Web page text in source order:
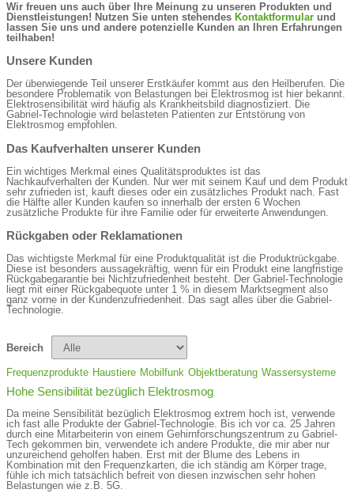
Wir freuen uns auch über Ihre Meinung zu unseren Produkten und
Dienstleistungen! Nutzen Sie unten stehendes Kontaktformular und
lassen Sie uns und andere potenzielle Kunden an Ihren Erfahrungen
teilhaben!
Unsere Kunden
Der überwiegende Teil unserer Erstkäufer kommt aus den Heilberufen. Die
besondere Problematik von Belastungen bei Elektrosmog ist hier bekannt.
Elektrosensibilität wird häufig als Krankheitsbild diagnostiziert. Die
Gabriel-Technologie wird belasteten Patienten zur Entstörung von
Elektrosmog empfohlen.
Das Kaufverhalten unserer Kunden
Ein wichtiges Merkmal eines Qualitätsproduktes ist das
Nachkaufverhalten der Kunden. Nur wer mit seinem Kauf und dem Produkt
sehr zufrieden ist, kauft dieses oder ein zusätzliches Produkt nach. Fast
die Hälfte aller Kunden kaufen so innerhalb der ersten 6 Wochen
zusätzliche Produkte für ihre Familie oder für erweiterte Anwendungen.
Rückgaben oder Reklamationen
Das wichtigste Merkmal für eine Produktqualität ist die Produktrückgabe.
Diese ist besonders aussagekräftig, wenn für ein Produkt eine langfristige
Rückgabegarantie bei Nichtzufriedenheit besteht. Der Gabriel-Technologie
liegt mit einer Rückgabequote unter 1 % in diesem Marktsegment also
ganz vorne in der Kundenzufriedenheit. Das sagt alles über die Gabriel-
Technologie.
Bereich
Frequenzprodukte Haustiere Mobilfunk Objektberatung Wassersysteme
Hohe Sensibilität bezüglich Elektrosmog
Da meine Sensibilität bezüglich Elektrosmog extrem hoch ist, verwende
ich fast alle Produkte der Gabriel-Technologie. Bis ich vor ca. 25 Jahren
durch eine Mitarbeiterin von einem Gehirnforschungszentrum zu Gabriel-
Tech gekommen bin, verwendete ich andere Produkte, die mir aber nur
unzureichend geholfen haben. Erst mit der Blume des Lebens in
Kombination mit den Frequenzkarten, die ich ständig am Körper trage,
fühle ich mich tatsächlich befreit von diesen inzwischen sehr hohen
Belastungen wie z.B. 5G.